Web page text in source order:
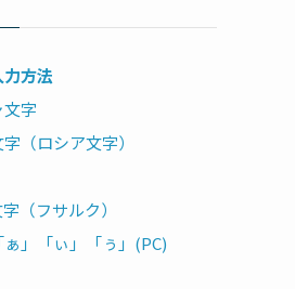
方法
字
（ロシア文字）
（フサルク）
」「ぃ」「ぅ」(PC)